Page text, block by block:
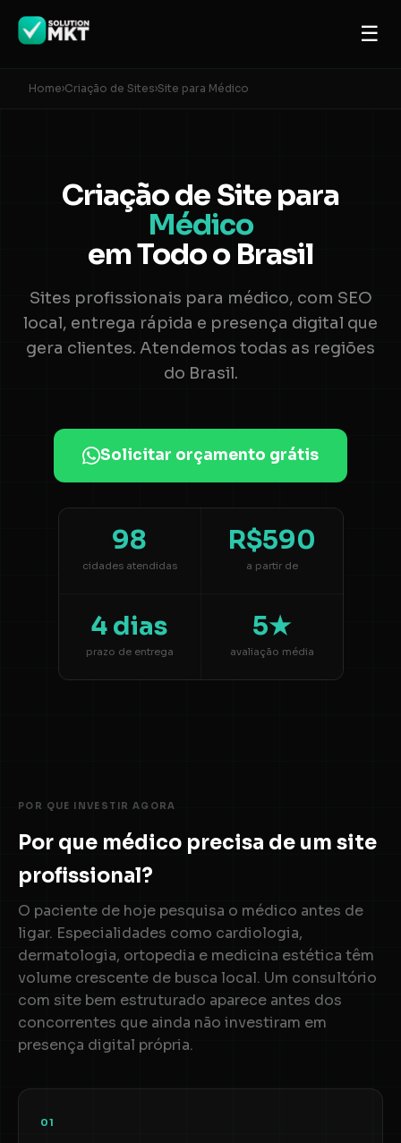
☰
Home›Criação de Sites›Site para Médico
Criação de Site para
Médico
em Todo o Brasil
Sites profissionais para médico, com SEO
local, entrega rápida e presença digital que
gera clientes. Atendemos todas as regiões
do Brasil.
Solicitar orçamento grátis
98
cidades atendidas
R$590
a partir de
4 dias
prazo de entrega
5★
avaliação média
POR QUE INVESTIR AGORA
Por que médico precisa de um site
profissional?
O paciente de hoje pesquisa o médico antes de
ligar. Especialidades como cardiologia,
dermatologia, ortopedia e medicina estética têm
volume crescente de busca local. Um consultório
com site bem estruturado aparece antes dos
concorrentes que ainda não investiram em
presença digital própria.
01